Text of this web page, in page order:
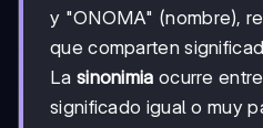
y "ONOMA" (nombre),
que comparten
La sinonimia ocurre
significado igual o muy